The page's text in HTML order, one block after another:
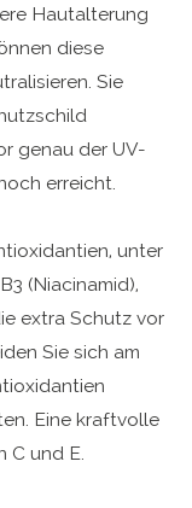
Hautalterung
diese
Sie
genau der UV-
erreicht.
unter
(Niacinamid),
extra Schutz vor
Sie sich am
Eine kraftvolle
C und E.